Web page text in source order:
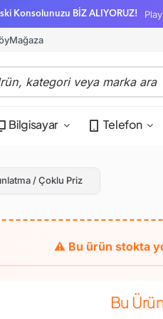
Konsolunuzu BİZ ALIYORUZ!
Bilgisayar Telefon
/ Çoklu Priz
Bu